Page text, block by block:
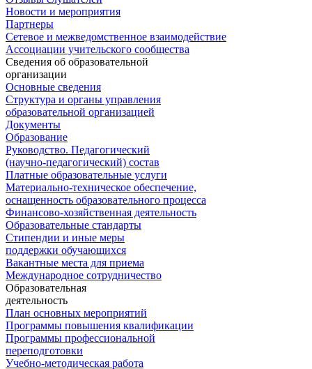
Новости и мероприятия
Партнеры
Сетевое и межведомственное взаимодействие
Ассоциации учительского сообщества
Сведения об образовательной
организации
Основные сведения
Структура и органы управления
образовательной организацией
Документы
Образование
Руководство. Педагогический
(научно-педагогический) состав
Платные образовательные услуги
Материально-техническое обеспечение,
оснащенность образовательного процесса
Финансово-хозяйственная деятельность
Образовательные стандарты
Стипендии и иные меры
поддержки обучающихся
Вакантные места для приема
Международное сотрудничество
Образовательная
деятельность
План основных мероприятий
Программы повышения квалификации
Программы профессиональной
переподготовки
Учебно-методическая работа